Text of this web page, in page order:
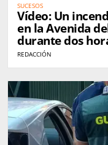
SUCESOS
Vídeo: Un
en la Avenida
durante dos
REDACCIÓN